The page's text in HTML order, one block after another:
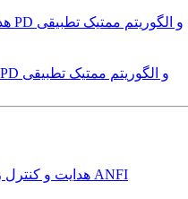
هدایت و کنترل ربات زیرآبی توسط کنترلر PD و الگوریتم ممتیک تطبیقی